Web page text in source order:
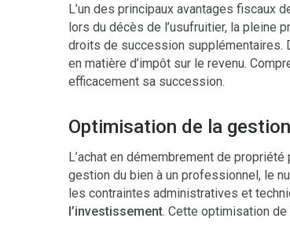
L’un des principaux avantages
lors du décès de l’usufruitier, la pleine
droits de succession supplémentaires.
en matière d’impôt sur le revenu.
efficacement sa succession.
Optimisation de la
L’achat en démembrement de
gestion du bien à un professionnel, le
les contraintes administratives et
l’investissement. Cette optimisation